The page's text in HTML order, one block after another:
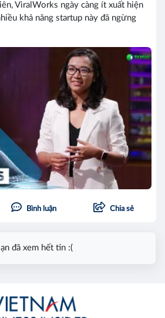
ViralWorks ngày càng ít xuất hiện
khả năng startup này đã ngừng
Bình luận Chia sẻ
đã xem hết tin :(